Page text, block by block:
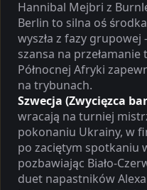
Hannibal Mejbri z
Berlin to silna oś
wyszła z fazy
szansa na
Północnej Afryki
na trybunach.
Szwecja (Zwycięzca
wracają na turniej
pokonaniu Ukrainy, w
po zaciętym spotkaniu
pozbawiając Biało-
duet napastników